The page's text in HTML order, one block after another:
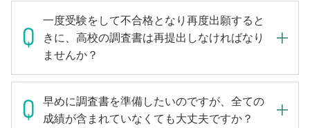
一度受験をして不合格となり再度出願すると
きに、高校の調査書は再提出しなければなり
ませんか？
早めに調査書を準備したいのですが、全ての
成績が含まれていなくても大丈夫ですか？